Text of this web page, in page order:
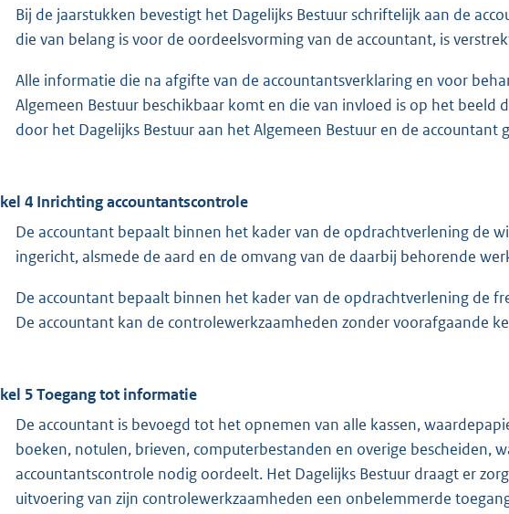
Bij de jaarstukken bevestigt het Dagelijks Bestuur schriftelijk aan de
die van belang is voor de oordeelsvorming van de accountant, is
Alle informatie die na afgifte van de accountantsverklaring en voor
Algemeen Bestuur beschikbaar komt en die van invloed is op het
door het Dagelijks Bestuur aan het Algemeen Bestuur en de accountant
4 Inrichting accountantscontrole
De accountant bepaalt binnen het kader van de opdrachtverlening de
ingericht, alsmede de aard en de omvang van de daarbij behorende
De accountant bepaalt binnen het kader van de opdrachtverlening de
De accountant kan de controlewerkzaamheden zonder voorafgaande
5 Toegang tot informatie
De accountant is bevoegd tot het opnemen van alle kassen,
boeken, notulen, brieven, computerbestanden en overige bescheiden,
accountantscontrole nodig oordeelt. Het Dagelijks Bestuur draagt er
uitvoering van zijn controlewerkzaamheden een onbelemmerde